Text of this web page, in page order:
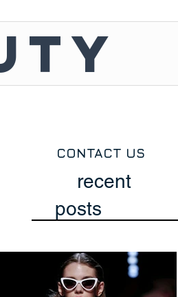
CONTACT US
recent
posts